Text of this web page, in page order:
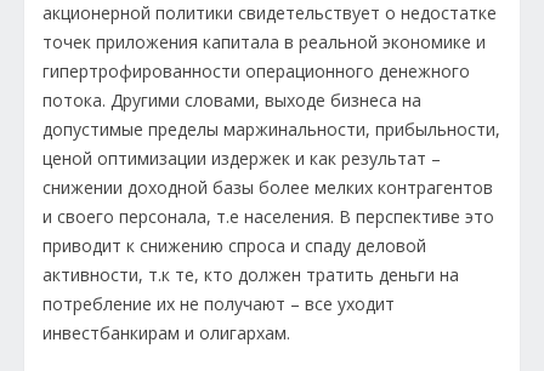
акционерной политики свидетельствует о недостатке
точек приложения капитала в реальной экономике и
гипертрофированности операционного денежного
потока. Другими словами, выходе бизнеса на
допустимые пределы маржинальности, прибыльности,
ценой оптимизации издержек и как результат –
снижении доходной базы более мелких контрагентов
и своего персонала, т.е населения. В перспективе это
приводит к снижению спроса и спаду деловой
активности, т.к те, кто должен тратить деньги на
потребление их не получают – все уходит
инвестбанкирам и олигархам.